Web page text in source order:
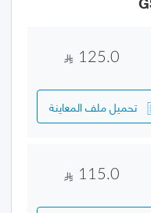
125.0
تحميل ملف المعاينة
115.0